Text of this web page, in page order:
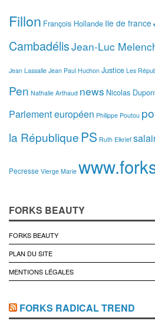
Fillon François Hollande Ile de france
CambadélisJean-Luc
Jean Lassalle Jean Paul Huchon Justice Les
Pen Nathalie Arthaud news Nicolas
Parlement européen Philippe Poutou
la République PS Ruth Elkrief
Pecresse Vierge Marie
FORKS BEAUTY
FORKS BEAUTY
PLAN DU SITE
MENTIONS LÉGALES
FORKS RADICAL TREND